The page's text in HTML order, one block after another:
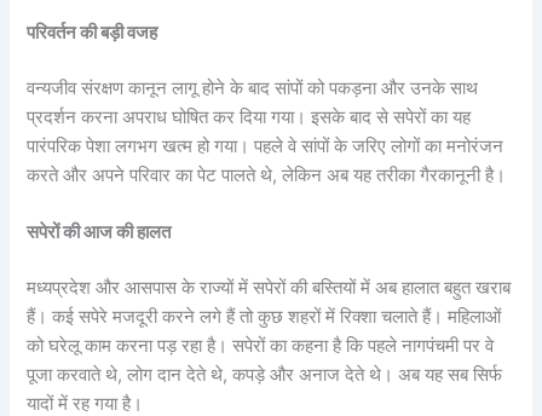
परिवर्तन की बड़ी वजह
वन्यजीव संरक्षण कानून लागू होने के बाद सांपों को पकड़ना और उनके साथ
प्रदर्शन करना अपराध घोषित कर दिया गया। इसके बाद से सपेरों का यह
पारंपरिक पेशा लगभग खत्म हो गया। पहले वे सांपों के जरिए लोगों का मनोरंजन
करते और अपने परिवार का पेट पालते थे, लेकिन अब यह तरीका गैरकानूनी है।
सपेरों की आज की हालत
मध्यप्रदेश और आसपास के राज्यों में सपेरों की बस्तियों में अब हालात बहुत खराब
हैं। कई सपेरे मजदूरी करने लगे हैं तो कुछ शहरों में रिक्शा चलाते हैं। महिलाओं
को घरेलू काम करना पड़ रहा है। सपेरों का कहना है कि पहले नागपंचमी पर वे
पूजा करवाते थे, लोग दान देते थे, कपड़े और अनाज देते थे। अब यह सब सिर्फ
यादों में रह गया है।